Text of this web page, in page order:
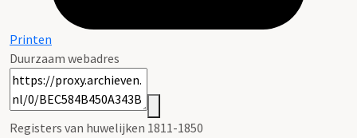
Printen
Duurzaam webadres
Registers van huwelijken 1811-1850